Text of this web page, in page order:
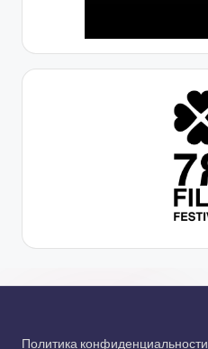
Политика конфиденциальности